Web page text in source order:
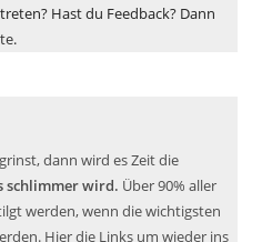
Hast du Feedback? Dann
.
dann wird es Zeit die
schlimmer wird. Über 90% aller
werden, wenn die wichtigsten
Hier die Links um wieder ins